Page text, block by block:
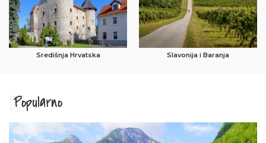
Središnja Hrvatska Slavonija i Baranja
Popularno